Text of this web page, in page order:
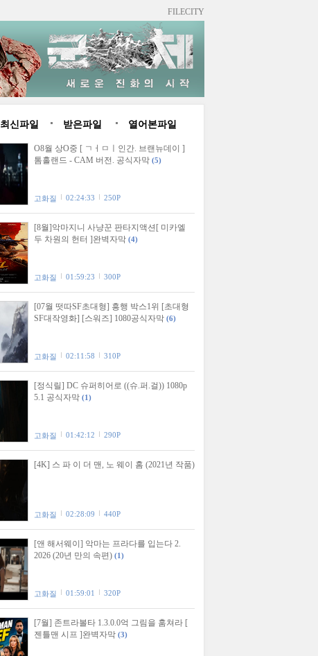
FILECITY
최신파일 받은파일 열어본파일
O8월 상O중 [ ㄱㅓㅁㅣ인간. 브랜뉴데이 ]
톰홀랜드 - CAM 버전. 공식자막 (5)
고화질 02:24:33 250P
[8월]악마지니 사냥꾼 판타지액션[ 미카엘
두 차원의 헌터 ]완벽자막 (4)
고화질 01:59:23 300P
[07월 떳따SF초대형] 흥행 박스1위 [초대형
SF대작영화] [스워즈] 1080공식자막 (6)
고화질 02:11:58 310P
[정식릴] DC 슈퍼히어로 ((슈.퍼.걸)) 1080p
5.1 공식자막 (1)
고화질 01:42:12 290P
[4K] 스 파 이 더 맨, 노 웨이 홈 (2021년 작품)
고화질 02:28:09 440P
[앤 해서웨이] 악마는 프라다를 입는다 2.
2026 (20년 만의 속편) (1)
고화질 01:59:01 320P
[7월] 존트라볼타 1.3.0.0억 그림을 훔쳐라 [
젠틀맨 시프 ]완벽자막 (3)